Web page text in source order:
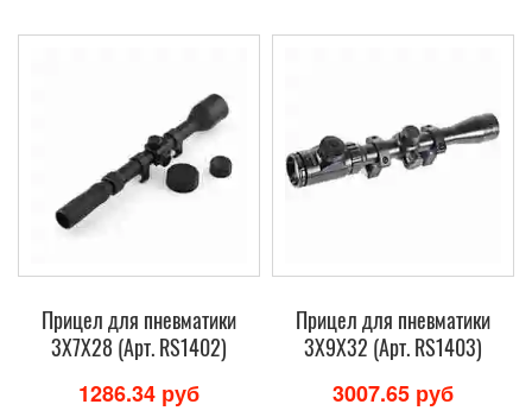
Прицел для пневматики
3X7X28 (Арт. RS1402)
1286.34 руб
Прицел для пневматики
3X9X32 (Арт. RS1403)
3007.65 руб